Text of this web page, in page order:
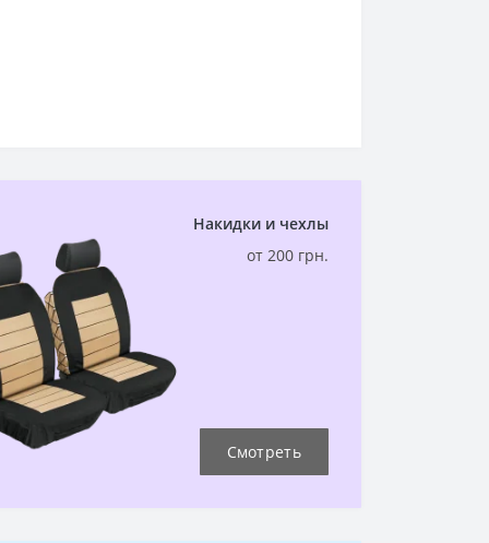
Накидки и чехлы
от 200 грн.
Смотреть